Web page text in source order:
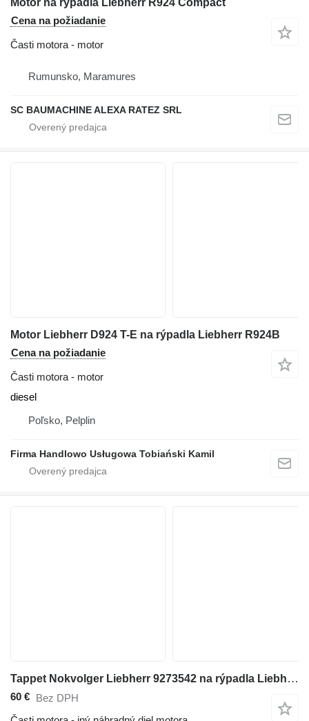
Motor na rýpadla Liebherr R924 Compact
Cena na požiadanie
Časti motora - motor
Rumunsko, Maramures
SC BAUMACHINE ALEXA RATEZ SRL
Motor Liebherr D924 T-E na rýpadla Liebherr R924B
Cena na požiadanie
Časti motora - motor
diesel
Poľsko, Pelplin
Firma Handlowo Usługowa Tobiański Kamil
Tappet Nokvolger Liebherr 9273542 na rýpadla Liebherr A312 / A902 / A904 / A912 / A914 / A922 / A924 / A932 / A944 / A954 / R902 / L534-434 / L538-432 / L541-289 / L544-442 / L544-443 / L544-444 / L554-452 / L564 / L574 / L580 / A942 / A974 / P904 / P912 / P932 / P934 / P942 / P944 / P954 / P964 / P974 / R321 / R902 / R904 / R912 / R914 / R922 / R924 / R932 / R934 / R942 / R944 / R954 / R964 / R974 - A 312 / A 902 / A 904 / A 912 / A 914 / A 922 / A 924 / A 932 / A 944 / A 954 / R 902 / L 534 - 434 / L 538 - 432 / L 541 - 289 / L 544 - 442 / L 544 - 443 / L 544 - 444 / L 554 - 452 / L 564 / L 574 / L580 / A 942 / A 974 / P 904 / P 912 / P 932 / P 934 / P 942 / P 944 / P 954 / P 964 / P 974 / R 321 / R 902 / R 904 / R 912 / R 914 / R 922 / R 924 / R 932 / R 934 / R 942 / R 944 / R 954 / R 964 / R 974
60 € Bez DPH